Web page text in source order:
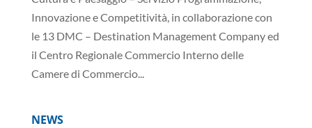
Innovazione e Competitività, in collaborazione con
le 13 DMC – Destination Management Company ed
il Centro Regionale Commercio Interno delle
Camere di Commercio...
NEWS